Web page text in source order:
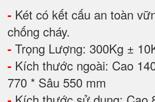
- Két có kết cấu an toàn
chống cháy.
- Trọng Lượng: 300Kg ±
- Kích thước ngoài: Cao
770 * Sâu 550 mm